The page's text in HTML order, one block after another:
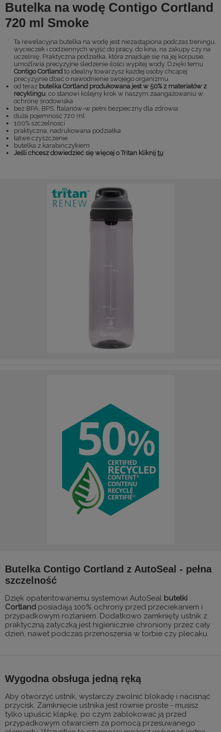
Butelka na wodę Contigo Cortland
720 ml Smoke
Ta rewelacyjna butelka na wodę jest niezastąpiona podczas treningu,
wycieczek i codziennych wyjść do pracy, do kina, na zakupy czy na
uczelnię. Praktyczna podziałka, która znajduje się na jej korpusie,
umożliwia precyzyjne śledzenie ilości wypitej wody. Dzięki temu
Contigo Cortland to idealny towarzysz każdej osoby chcącej
precyzyjnie dbać o nawodnienie swojego organizmu.
od teraz butelka Cortland produkowana jest w 50% z materiałów z
recyklingu , co stanowi kolejny krok w naszym zaangażowaniu w
ochronę środowiska
bez BPA, BPS, ftalanów-w pełni bezpieczny dla zdrowia
duża pojemność 720 ml
100% szczelności
praktyczna, nadrukowana podziałka
łatwe czyszczenie
butelka z karabińczykiem
Jeśli chcesz dowiedzieć się więcej o Tritan kliknij tu
Butelka Contigo Cortland z AutoSeal - pełna
szczelność
Dzięk opatentowanemu systemowi AutoSeal butelki
Cortland posiadają 100% ochrony przed przeciekaniem i
przypadkowym rozlaniem. Dodatkowo zamknięty ustnik z
praktyczną zatyczką jest higienicznie chroniony przez cały
dzień, nawet podczas przenoszenia w torbie czy plecaku.
Wygodna obsługa jedną ręką
Aby otworzyć ustnik, wystarczy zwolnić blokadę i nacisnąć
przycisk. Zamknięcie ustnika jest równie proste - musisz
tylko upuścić klapkę, po czym zablokować ją przed
przypadkowym otwarciem za pomocą przesuwanego